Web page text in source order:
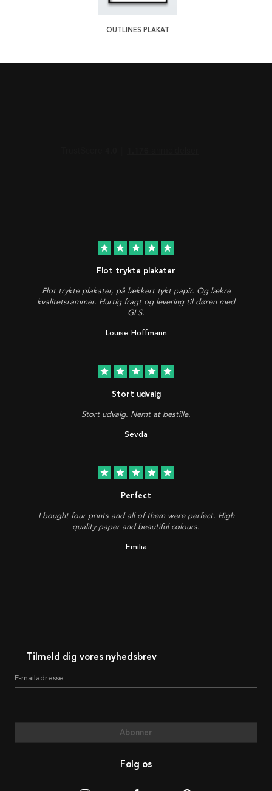
OUTLINES PLAKAT
star star star star star
Flot trykte plakater
Flot trykte plakater, på lækkert tykt papir. Og lækre
kvalitetsrammer. Hurtig fragt og levering til døren med
GLS.
Louise Hoffmann
star star star star star
Stort udvalg
Stort udvalg. Nemt at bestille.
Sevda
star star star star star
Perfect
I bought four prints and all of them were perfect. High
quality paper and beautiful colours.
Emilia
Tilmeld dig vores nyhedsbrev
E-mailadresse
Abonner
Følg os